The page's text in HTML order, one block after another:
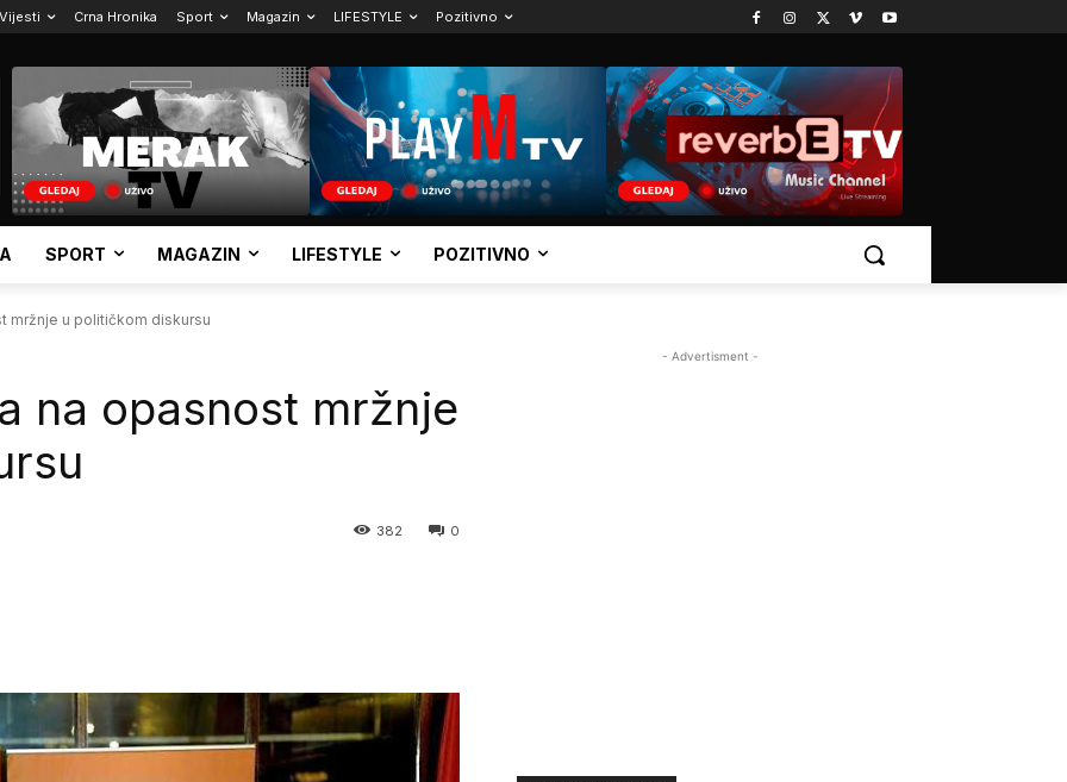
Vijesti Crna Hronika Sport Magazin LIFESTYLE Pozitivno
SPORT MAGAZIN LIFESTYLE POZITIVNO
mržnje u političkom diskursu
na opasnost mržnje
0
382
- Advertisment -